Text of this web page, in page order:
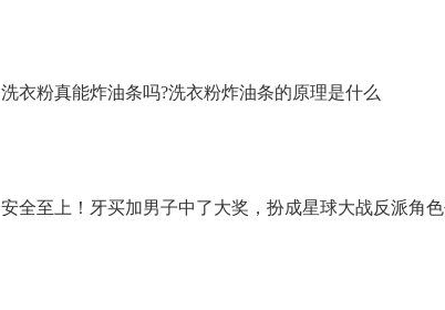
洗衣粉真能炸油条吗?洗衣粉炸油条的原理是什么
安全至上！牙买加男子中了大奖，扮成星球大战反派角